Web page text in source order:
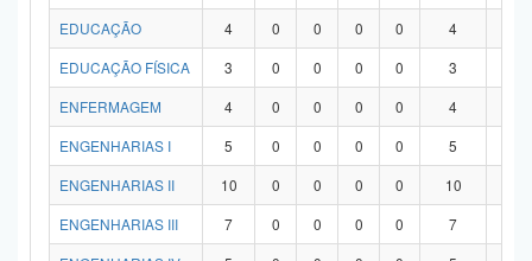
EDUCAÇÃO
4 0 0 0 0 4
EDUCAÇÃO FÍSICA
3 0 0 0 0 3
ENFERMAGEM
4 0 0 0 0 4
ENGENHARIAS I
5 0 0 0 0 5
ENGENHARIAS II
10 0 0 0 0 10
ENGENHARIAS III
7 0 0 0 0 7